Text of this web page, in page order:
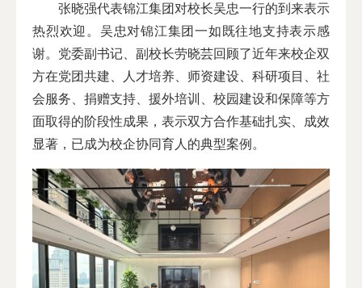
张晓强代表锦江集团对校长吴忠一行的到来表示
热烈欢迎。吴忠对锦江集团一如既往地支持表示感
谢。党委副书记、副校长劳晓芸回顾了近年来校企双
方在党团共建、人才培养、师资建设、科研项目、社
会服务、捐赠支持、援外培训、校园建设和保障等方
面取得的阶段性成果，表示双方合作基础扎实、成效
显著，已成为校企协同育人的典型案例。